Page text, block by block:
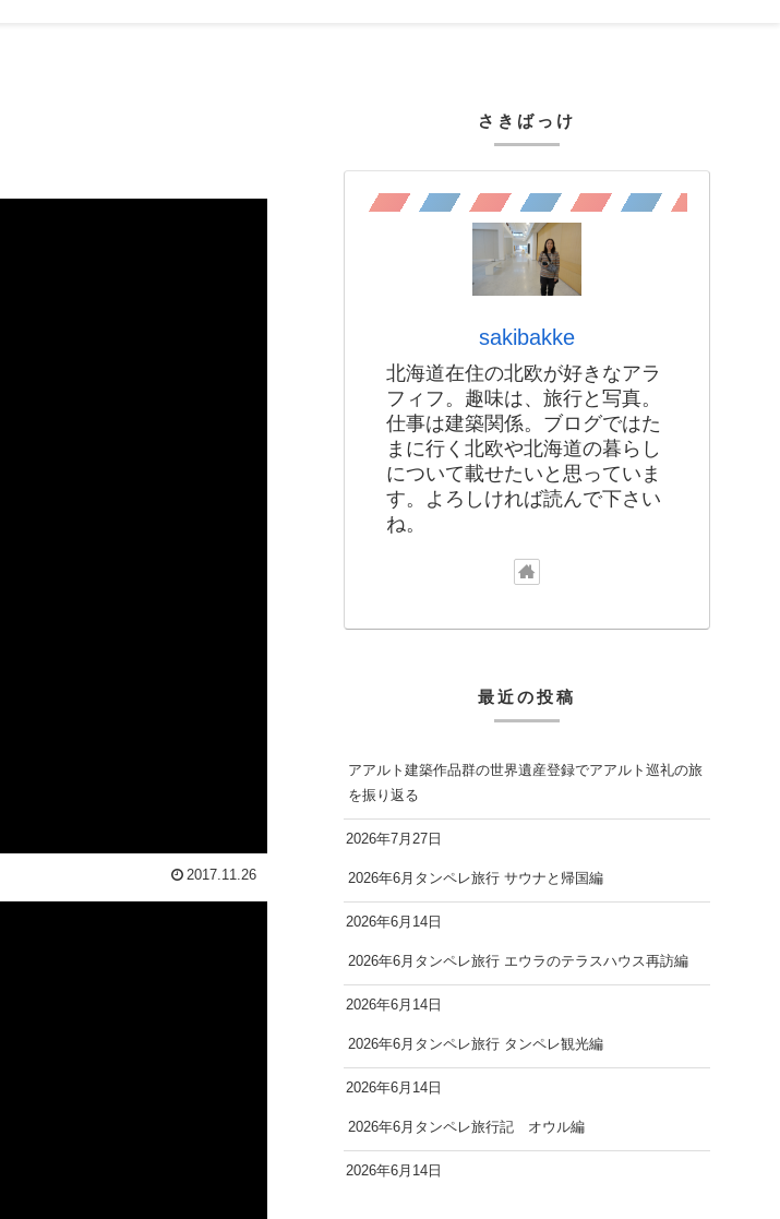
2017.11.26
さきばっけ
sakibakke
北海道在住の北欧が好きなアラ
フィフ。趣味は、旅行と写真。
仕事は建築関係。ブログではた
まに行く北欧や北海道の暮らし
について載せたいと思っていま
す。よろしければ読んで下さい
ね。
最近の投稿
アアルト建築作品群の世界遺産登録でアアルト巡礼の旅
を振り返る
2026年7月27日
2026年6月タンペレ旅行 サウナと帰国編
2026年6月14日
2026年6月タンペレ旅行 エウラのテラスハウス再訪編
2026年6月14日
2026年6月タンペレ旅行 タンペレ観光編
2026年6月14日
2026年6月タンペレ旅行記 オウル編
2026年6月14日